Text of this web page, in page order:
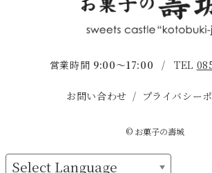
営業時間 9:00〜17:00 / TEL
お問い合わせ プライバシー
© お菓子の壽城